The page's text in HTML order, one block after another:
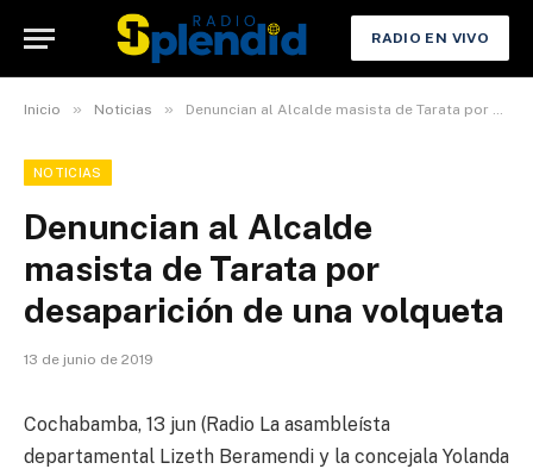
RADIO EN VIVO
Inicio » Noticias » Denuncian al Alcalde masista de Tarata por desaparición de una volqueta
NOTICIAS
Denuncian al Alcalde
masista de Tarata por
desaparición de una volqueta
13 de junio de 2019
Cochabamba, 13 jun (Radio La asambleísta
departamental Lizeth Beramendi y la concejala Yolanda